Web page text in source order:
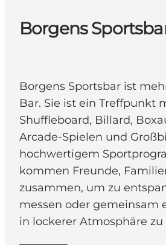
Borgens
Borgens Sportsbar ist
Bar. Sie ist ein Treffpunkt
Shuffleboard, Billard,
Arcade-Spielen und
hochwertigem
kommen Freunde,
zusammen, um zu
messen oder gemeinsam
in lockerer Atmosphäre